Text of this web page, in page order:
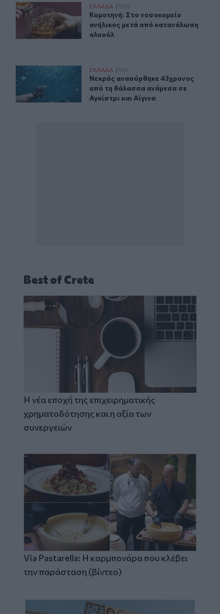
Κομοτηνή: Στο νοσοκομείο ανήλικος μετά από
ΕΛΛAΔΑ 21:08
Κομοτηνή: Στο νοσοκομείο
Κομοτηνή: Στο νοσοκομείο
ανήλικος μετά από κατανάλωση
αλκοόλ
Νεκρός ανασύρθηκε 43χρονος από τη θάλασσα ανάμεσα
ΕΛΛAΔΑ 21:01
Νεκρός ανασύρθηκε 43χρονος από
Νεκρός ανασύρθηκε 43χρονος
από τη θάλασσα ανάμεσα σε
Αγκίστρι και Αίγινα
Best of Crete
Η νέα εποχή της επιχειρηματικής
χρηματοδότησης και η αξία των
συνεργειών
Via Pastarella: Η καρμπονάρα που κλέβει
την παράσταση (βίντεο)